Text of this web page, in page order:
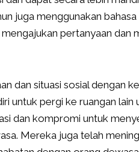
juga menggunakan
pertanyaan dan
dan situasi sosial dengan
untuk pergi ke ruangan lain
dan kompromi untuk
Mereka juga telah